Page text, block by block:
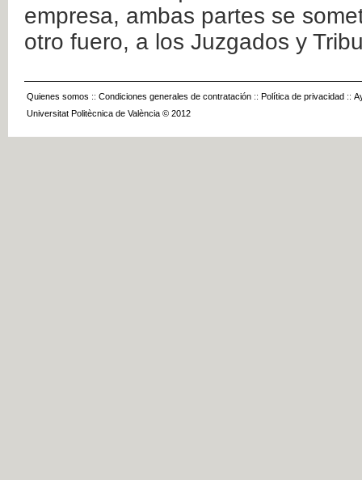
empresa, ambas partes se
otro fuero, a los Juzgados y
Quienes somos :: Condiciones generales de contratación :: Política de privacidad ::
Universitat Politècnica de València © 2012